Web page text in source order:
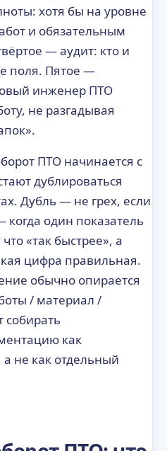
хотя бы на уровне
и обязательным
— аудит: кто и
поля. Пятое —
инженер ПТО
не разгадывая
ПТО начинается с
дублироваться
Дубль — не грех, если
когда один показатель
«так быстрее», а
цифра правильная.
обычно опирается
/ материал /
собирать
как
не как отдельный